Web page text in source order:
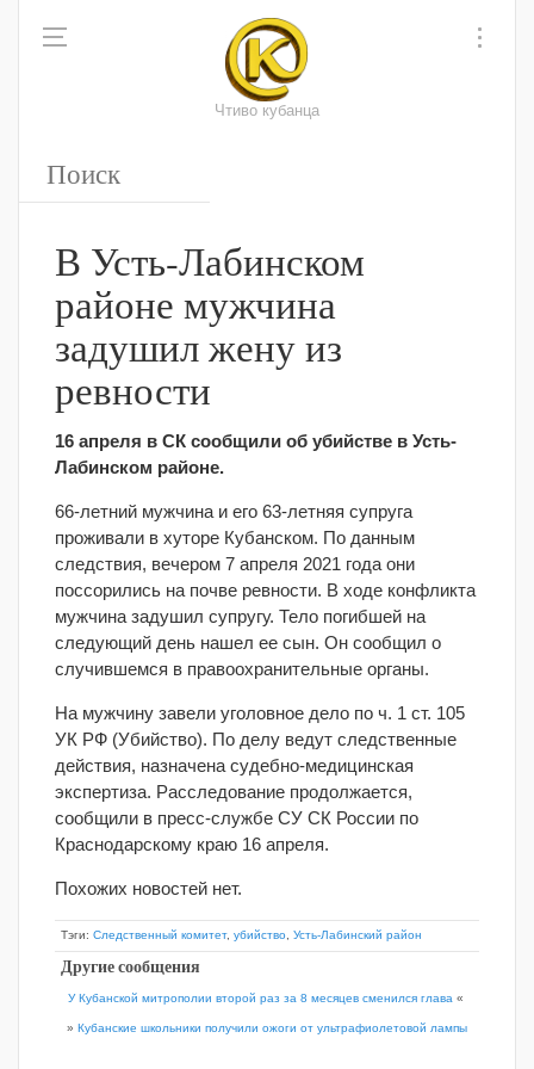
Чтиво кубанца
В Усть-Лабинском
районе мужчина
задушил жену из
ревности
16 апреля в СК сообщили об убийстве в Усть-
Лабинском районе.
66-летний мужчина и его 63-летняя супруга
проживали в хуторе Кубанском. По данным
следствия, вечером 7 апреля 2021 года они
поссорились на почве ревности. В ходе конфликта
мужчина задушил супругу. Тело погибшей на
следующий день нашел ее сын. Он сообщил о
случившемся в правоохранительные органы.
На мужчину завели уголовное дело по ч. 1 ст. 105
УК РФ (Убийство). По делу ведут следственные
действия, назначена судебно-медицинская
экспертиза. Расследование продолжается,
сообщили в пресс-службе СУ СК России по
Краснодарскому краю 16 апреля.
Похожих новостей нет.
Тэги: Следственный комитет, убийство Усть-Лабинский район
Другие сообщения
У Кубанской митрополии второй раз за 8 месяцев сменился глава «
» Кубанские школьники получили ожоги от ультрафиолетовой лампы